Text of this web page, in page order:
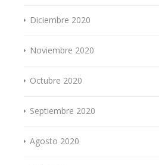
Diciembre 2020
Noviembre 2020
Octubre 2020
Septiembre 2020
Agosto 2020